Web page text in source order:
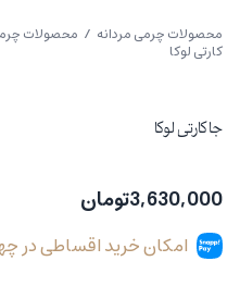
محصولات چرمی مردانه / محصولات
کارتی لوکا
جا کارتی لوکا
3,630,000تومان
امکان خرید اقساطی در